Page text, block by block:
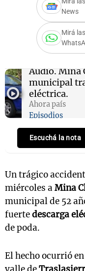
News
Mirá
Audio. Mina
municipal
eléctrica.
Ahora país
Episodios
Escuchá la nota
Un trágico
miércoles aMina
municipal de 52
fuertedescarga
de poda.
El hecho ocurrió